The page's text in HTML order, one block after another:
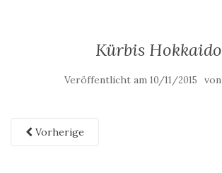
Kürbis Hokkaido
Veröffentlicht am 10/11/2015 von
Vorherige